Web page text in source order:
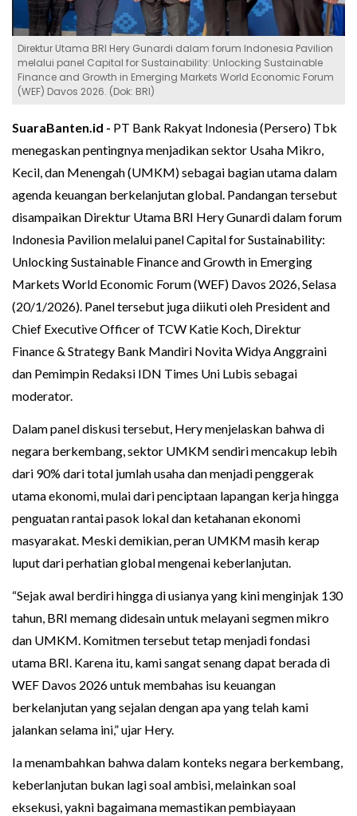
Direktur Utama BRI Hery Gunardi dalam forum Indonesia Pavilion
melalui panel Capital for Sustainability: Unlocking Sustainable
Finance and Growth in Emerging Markets World Economic Forum
(WEF) Davos 2026. (Dok: BRI)
SuaraBanten.id - PT Bank Rakyat Indonesia (Persero) Tbk
menegaskan pentingnya menjadikan sektor Usaha Mikro,
Kecil, dan Menengah (UMKM) sebagai bagian utama dalam
agenda keuangan berkelanjutan global. Pandangan tersebut
disampaikan Direktur Utama BRI Hery Gunardi dalam forum
Indonesia Pavilion melalui panel Capital for Sustainability:
Unlocking Sustainable Finance and Growth in Emerging
Markets World Economic Forum (WEF) Davos 2026, Selasa
(20/1/2026). Panel tersebut juga diikuti oleh President and
Chief Executive Officer of TCW Katie Koch, Direktur
Finance & Strategy Bank Mandiri Novita Widya Anggraini
dan Pemimpin Redaksi IDN Times Uni Lubis sebagai
moderator.
Dalam panel diskusi tersebut, Hery menjelaskan bahwa di
negara berkembang, sektor UMKM sendiri mencakup lebih
dari 90% dari total jumlah usaha dan menjadi penggerak
utama ekonomi, mulai dari penciptaan lapangan kerja hingga
penguatan rantai pasok lokal dan ketahanan ekonomi
masyarakat. Meski demikian, peran UMKM masih kerap
luput dari perhatian global mengenai keberlanjutan.
“Sejak awal berdiri hingga di usianya yang kini menginjak 130
tahun, BRI memang didesain untuk melayani segmen mikro
dan UMKM. Komitmen tersebut tetap menjadi fondasi
utama BRI. Karena itu, kami sangat senang dapat berada di
WEF Davos 2026 untuk membahas isu keuangan
berkelanjutan yang sejalan dengan apa yang telah kami
jalankan selama ini,” ujar Hery.
Ia menambahkan bahwa dalam konteks negara berkembang,
keberlanjutan bukan lagi soal ambisi, melainkan soal
eksekusi, yakni bagaimana memastikan pembiayaan